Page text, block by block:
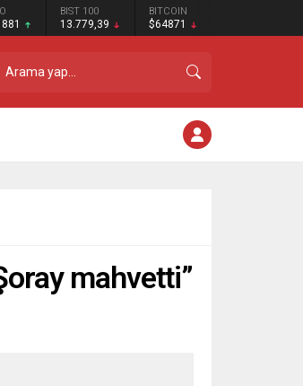
BIST 100
13.779,39
BITCOIN
$64871
mahvetti”